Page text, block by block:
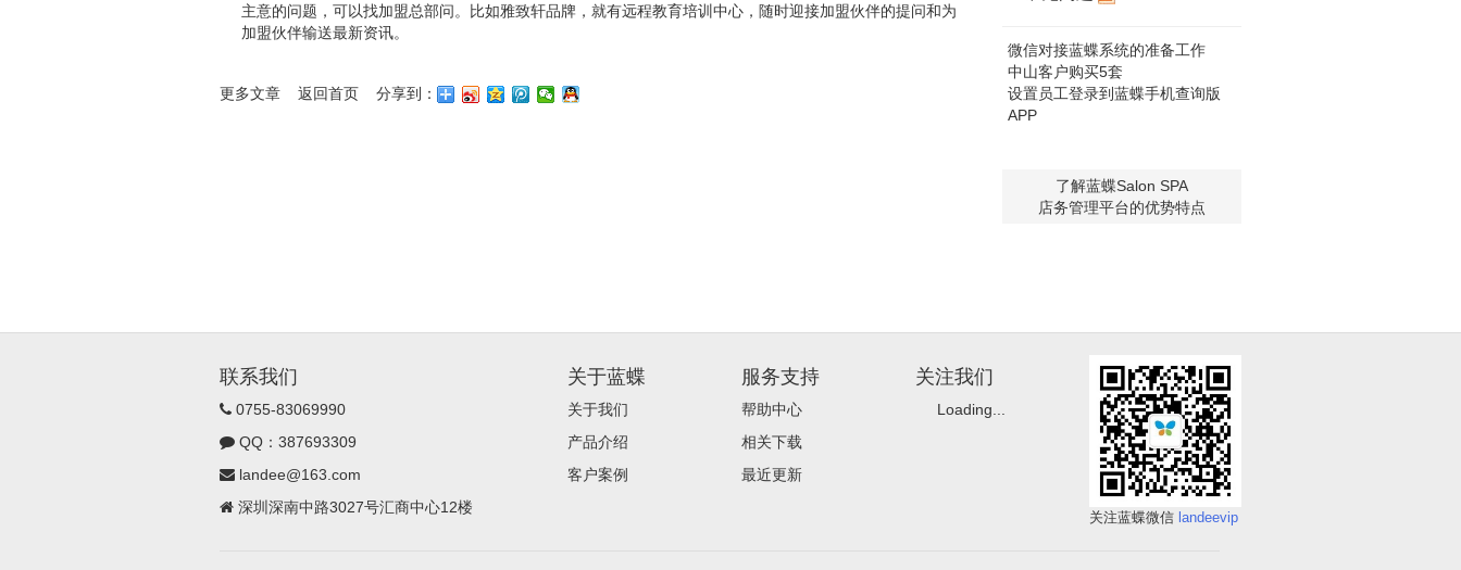
主意的问题，可以找加盟总部问。比如雅致轩品牌，就有远程教育培训中心，随时迎接加盟伙伴的提问和为
加盟伙伴输送最新资讯。
更多文章 返回首页 分享到：
微信对接蓝蝶系统的准备工作
中山客户购买5套
设置员工登录到蓝蝶手机查询版
APP
了解蓝蝶Salon SPA
店务管理平台的优势特点
联系我们
0755-83069990
QQ：387693309
landee@163.com
深圳深南中路3027号汇商中心12楼
关于蓝蝶
关于我们
产品介绍
客户案例
服务支持
帮助中心
相关下载
最近更新
关注我们
Loading...
关注蓝蝶微信 landeevip